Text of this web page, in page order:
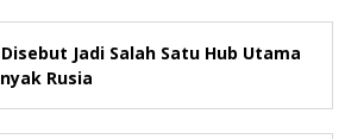
Jadi Salah Satu Hub Utama
Rusia